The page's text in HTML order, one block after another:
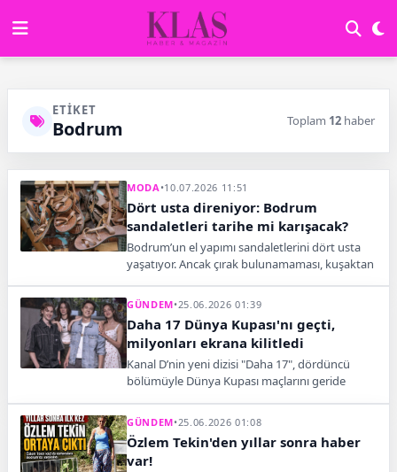
ETIKET
Bodrum Toplam 12 haber
MODA•10.07.2026 11:51
Dört usta direniyor: Bodrum
sandaletleri tarihe mi karışacak?
Bodrum’un el yapımı sandaletlerini dört usta
yaşatıyor. Ancak çırak bulunamaması, kuşaktan
tehdit ediyor.
GÜNDEM•25.06.2026 01:39
Daha 17 Dünya Kupası'nı geçti,
milyonları ekrana kilitledi
Kanal D’nin yeni dizisi "Daha 17", dördüncü
bölümüyle Dünya Kupası maçlarını geride
imza attı.
GÜNDEM•25.06.2026 01:08
Özlem Tekin'den yıllar sonra haber
var!